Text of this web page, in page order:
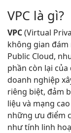
VPC là gì?
VPC(Virtual
không gian
Public Cloud,
phần còn lại của
doanh nghiệp
riêng biệt, đảm
liệu và mạng
những ưu điểm
như tính linh